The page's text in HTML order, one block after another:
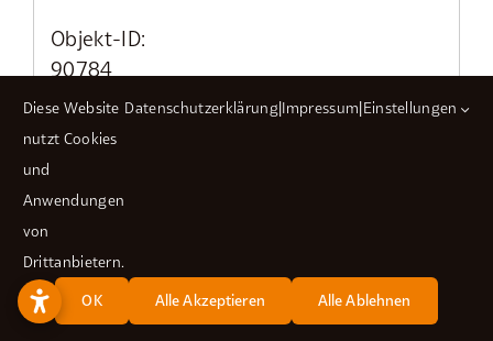
Objekt-ID:
90784
Zimmer:
3
77,18 m²
77,18 m²
Warmmiete:
Diese Website
nutzt Cookies
und
Anwendungen
von
Drittanbietern.
Datenschutzerklärung Impressum Einstellungen
OK Alle Akzeptieren Alle Ablehnen